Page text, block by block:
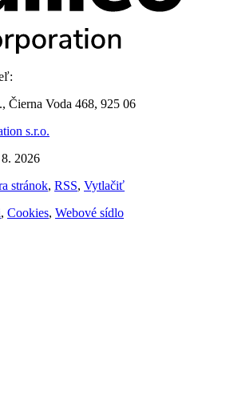
Čierna Voda 468, 925 06
s.r.o.
2026
stránok, RSS, Vytlačiť
, Cookies, Webové sídlo